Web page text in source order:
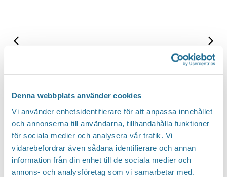
Denna webbplats använder cookies
Vi använder enhetsidentifierare för att anpassa innehållet
och annonserna till användarna, tillhandahålla funktioner
för sociala medier och analysera vår trafik. Vi
vidarebefordrar även sådana identifierare och annan
information från din enhet till de sociala medier och
annons- och analysföretag som vi samarbetar med.